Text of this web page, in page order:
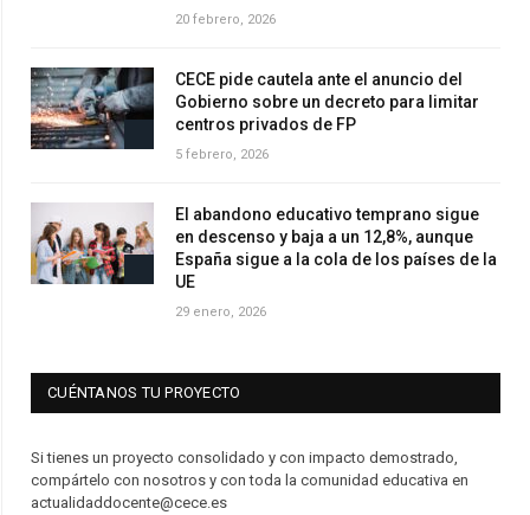
20 febrero, 2026
CECE pide cautela ante el anuncio del
Gobierno sobre un decreto para limitar
centros privados de FP
5 febrero, 2026
El abandono educativo temprano sigue
en descenso y baja a un 12,8%, aunque
España sigue a la cola de los países de la
UE
29 enero, 2026
CUÉNTANOS TU PROYECTO
Si tienes un proyecto consolidado y con impacto demostrado,
compártelo con nosotros y con toda la comunidad educativa en
actualidaddocente@cece.es